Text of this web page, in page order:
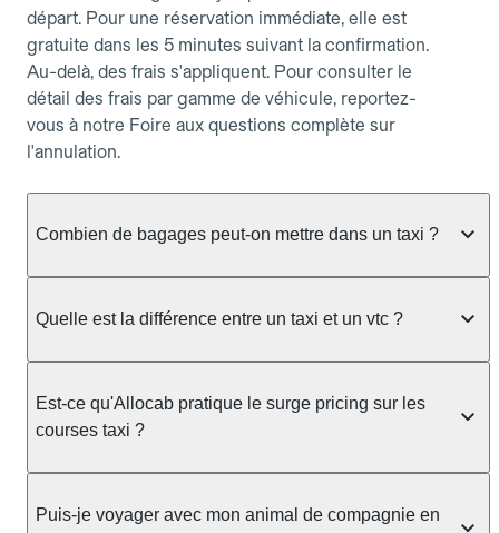
départ. Pour une réservation immédiate, elle est
gratuite dans les 5 minutes suivant la confirmation.
Au-delà, des frais s'appliquent. Pour consulter le
détail des frais par gamme de véhicule, reportez-
vous à notre Foire aux questions complète sur
l'annulation.
Combien de bagages peut-on mettre dans un taxi ?
taxi berline accueille en général jusqu'à 3 bagages
ou nombreux, précisez-le dans le champ "Message
au chauffeur" lors de la réservation. Le prix n'est
pas impacté par le nombre de bagages.
Quelle est la différence entre un taxi et un vtc ?
prendre en charge directement dans la rue, à une
station ou sur réservation, avec un tarif au
réservation et propose un prix fixe annoncé à
l'avance. Chez Allocab, réservez facilement votre
Est-ce qu'Allocab pratique le surge pricing sur les
courses taxi ?
réglementation préfectorale et suit un barème
Puis-je voyager avec mon animal de compagnie en